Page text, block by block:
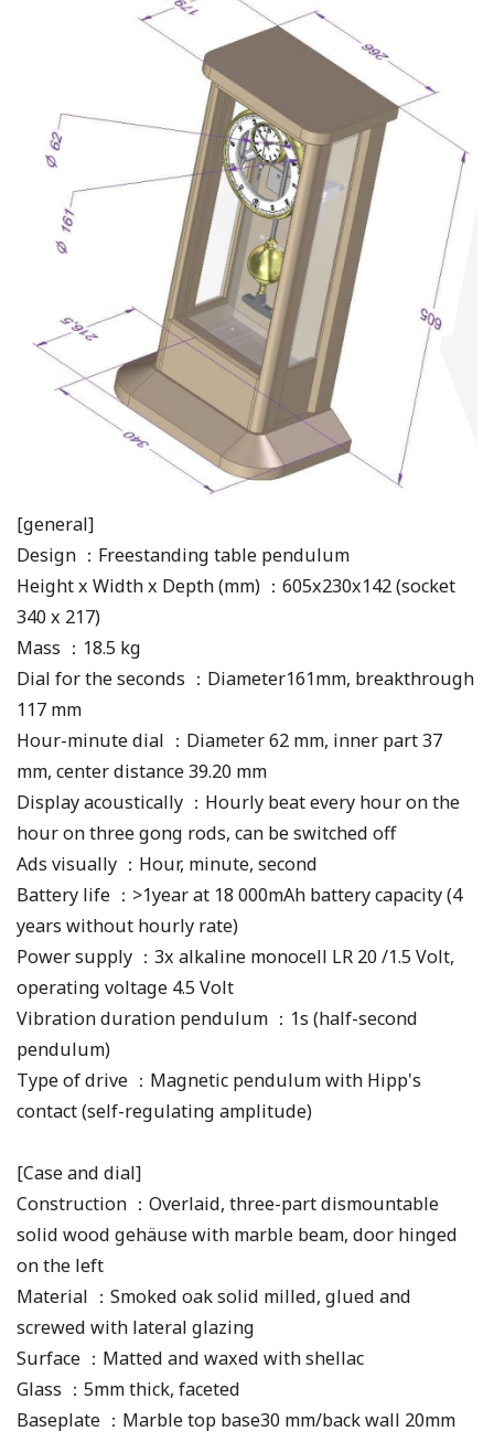
[general]
Design ：Freestanding table pendulum
Height x Width x Depth (mm) ：605x230x142 (socket
340 x 217)
Mass ：18.5 kg
Dial for the seconds ：Diameter161mm, breakthrough
117 mm
Hour-minute dial ：Diameter 62 mm, inner part 37
mm, center distance 39.20 mm
Display acoustically ：Hourly beat every hour on the
hour on three gong rods, can be switched off
Ads visually ：Hour, minute, second
Battery life ：>1year at 18 000mAh battery capacity (4
years without hourly rate)
Power supply ：3x alkaline monocell LR 20 /1.5 Volt,
operating voltage 4.5 Volt
Vibration duration pendulum ：1s (half-second
pendulum)
Type of drive ：Magnetic pendulum with Hipp's
contact (self-regulating amplitude)
[Case and dial]
Construction ：Overlaid, three-part dismountable
solid wood gehäuse with marble beam, door hinged
on the left
Material ：Smoked oak solid milled, glued and
screwed with lateral glazing
Surface ：Matted and waxed with shellac
Glass ：5mm thick, faceted
Baseplate ：Marble top base30 mm/back wall 20mm